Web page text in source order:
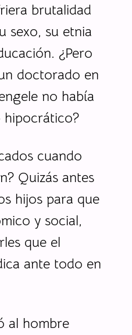
brutalidad
sexo, su etnia
¿Pero
doctorado en
no había
hipocrático?
cuando
Quizás antes
hijos para que
y social,
que el
ante todo en
al hombre